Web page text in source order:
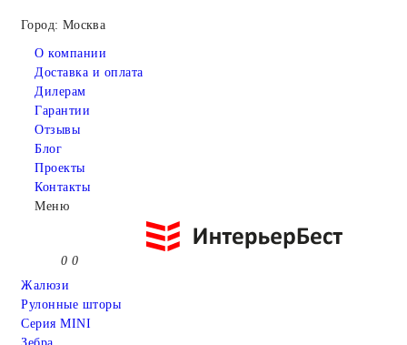
Город: Москва
О компании
Доставка и оплата
Дилерам
Гарантии
Отзывы
Блог
Проекты
Контакты
Меню
0 0
Жалюзи
Рулонные шторы
Серия MINI